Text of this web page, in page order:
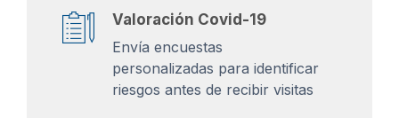
Valoración Covid-19
Envía encuestas
personalizadas para identificar
riesgos antes de recibir visitas